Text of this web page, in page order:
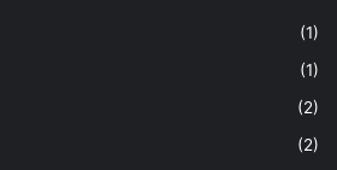
(1)
(1)
(2)
(2)